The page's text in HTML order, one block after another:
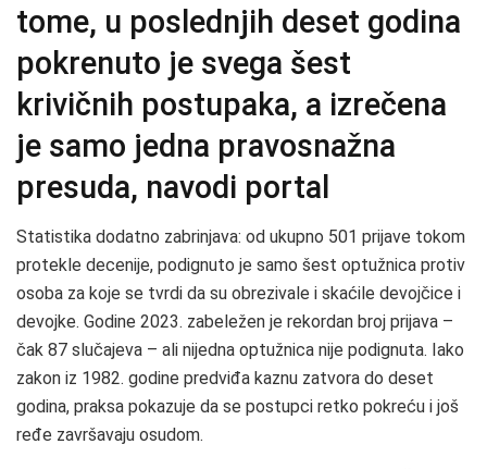
tome, u poslednjih deset godina
pokrenuto je svega šest
krivičnih postupaka, a izrečena
je samo jedna pravosnažna
presuda, navodi portal
Statistika dodatno zabrinjava: od ukupno 501 prijave tokom
protekle decenije, podignuto je samo šest optužnica protiv
osoba za koje se tvrdi da su obrezivale i skaćile devojčice i
devojke. Godine 2023. zabeležen je rekordan broj prijava –
čak 87 slučajeva – ali nijedna optužnica nije podignuta. Iako
zakon iz 1982. godine predviđa kaznu zatvora do deset
godina, praksa pokazuje da se postupci retko pokreću i još
ređe završavaju osudom.